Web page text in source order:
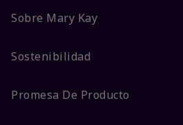
Sobre Mary Kay
Sostenibilidad
Promesa De Producto